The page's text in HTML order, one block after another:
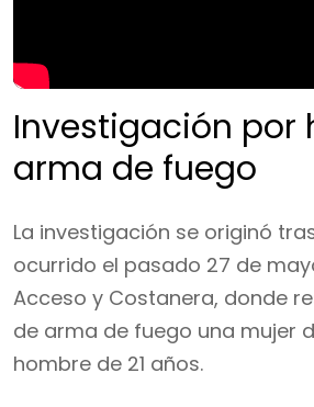
Investigación por
arma de fuego
La investigación se originó
ocurrido el pasado 27 de
Acceso y Costanera, donde
de arma de fuego una mujer
hombre de 21 años.